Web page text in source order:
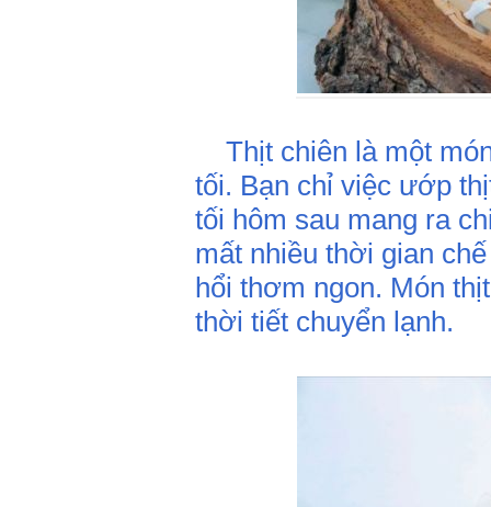
Thịt chiên là một
tối. Bạn chỉ việc ướp
tối hôm sau mang ra
mất nhiều thời gian
hổi thơm ngon. Món
thời tiết chuyển lạnh.